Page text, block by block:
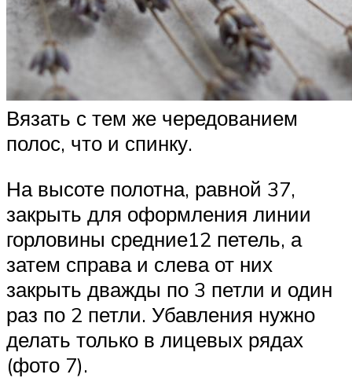
Вязать с тем же чередованием
полос, что и спинку.
На высоте полотна, равной 37,
закрыть для оформления линии
горловины средние12 петель, а
затем справа и слева от них
закрыть дважды по 3 петли и один
раз по 2 петли. Убавления нужно
делать только в лицевых рядах
(фото 7).